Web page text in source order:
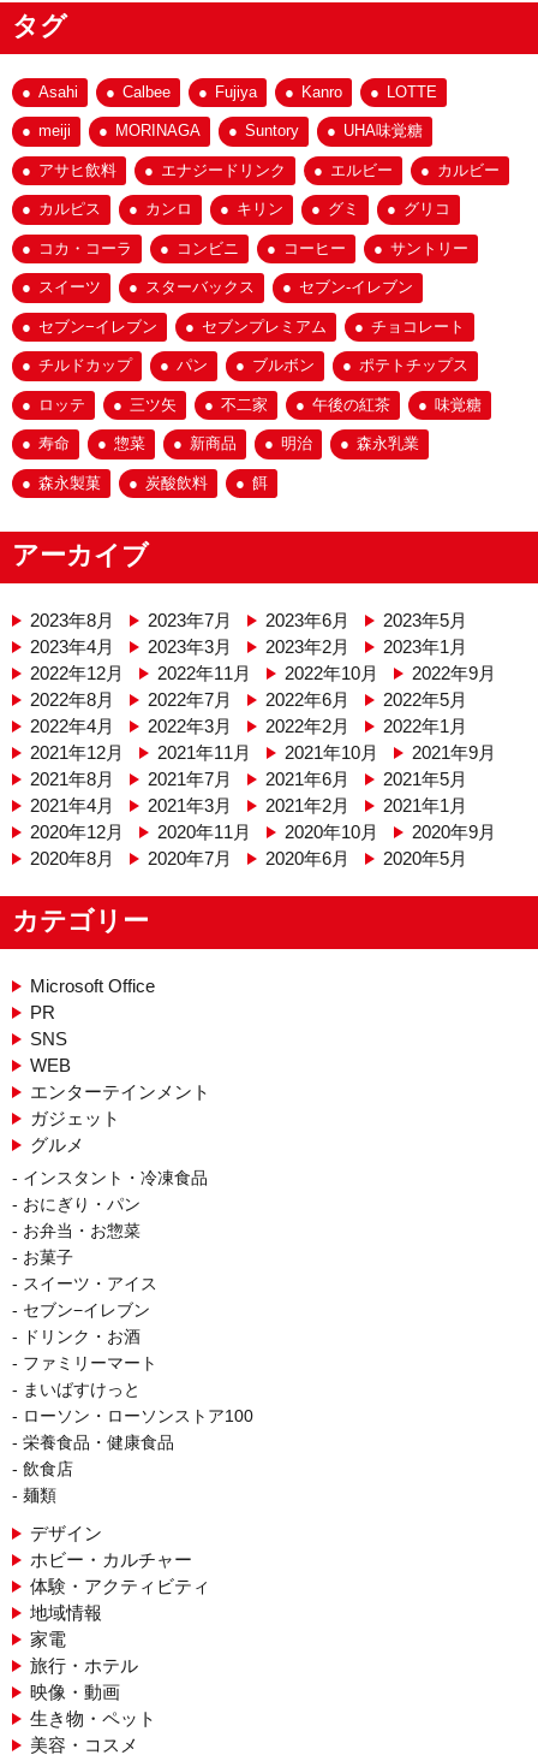
タグ
Asahi Calbee Fujiya Kanro LOTTE
meiji MORINAGA Suntory UHA味覚糖
アサヒ飲料 エナジードリンク エルビー カルビー
カルピス カンロ キリン グミ グリコ
コカ・コーラ コンビニ コーヒー サントリー
スイーツ スターバックス セブン-イレブン
セブン−イレブン セブンプレミアム チョコレート
チルドカップ パン ブルボン ポテトチップス
ロッテ 三ツ矢 不二家 午後の紅茶 味覚糖
寿命 惣菜 新商品 明治 森永乳業
森永製菓 炭酸飲料 餌
アーカイブ
2023年8月 2023年7月 2023年6月
2023年5月
2023年4月
2023年3月 2023年2月
2023年1月
2022年12月
2022年11月 2022年10月
2022年9月
2022年8月
2022年7月 2022年6月
2022年5月
2022年4月
2022年3月 2022年2月
2022年1月
2021年12月
2021年11月 2021年10月
2021年9月
2021年8月
2021年7月 2021年6月
2021年5月
2021年4月
2021年3月 2021年2月
2021年1月
2020年12月
2020年11月 2020年10月
2020年9月
2020年8月
2020年7月 2020年6月 2020年5月
カテゴリー
Microsoft Office
PR
SNS
WEB
エンターテインメント
ガジェット
グルメ
インスタント・冷凍食品
おにぎり・パン
お弁当・お惣菜
お菓子
スイーツ・アイス
セブン−イレブン
ドリンク・お酒
ファミリーマート
まいばすけっと
ローソン・ローソンストア100
栄養食品・健康食品
飲食店
麺類
デザイン
ホビー・カルチャー
体験・アクティビティ
地域情報
家電
旅行・ホテル
映像・動画
生き物・ペット
美容・コスメ